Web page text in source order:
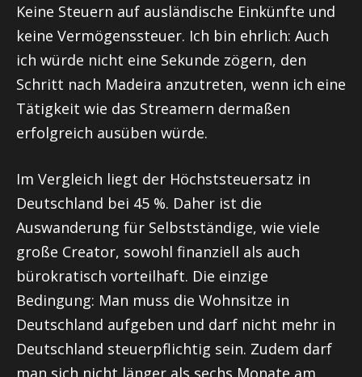
Keine Steuern auf ausländische Einkünfte und
keine Vermögenssteuer. Ich bin ehrlich: Auch
ich würde nicht eine Sekunde zögern, den
Schritt nach Madeira anzutreten, wenn ich eine
Tätigkeit wie das Streamern dermaßen
erfolgreich ausüben würde.
Im Vergleich liegt der Höchststeuersatz in
Deutschland bei 45 %. Daher ist die
Auswanderung für Selbstständige, wie viele
große Creator, sowohl finanziell als auch
bürokratisch vorteilhaft. Die einzige
Bedingung: Man muss die Wohnsitze in
Deutschland aufgeben und darf nicht mehr in
Deutschland steuerpflichtig sein. Zudem darf